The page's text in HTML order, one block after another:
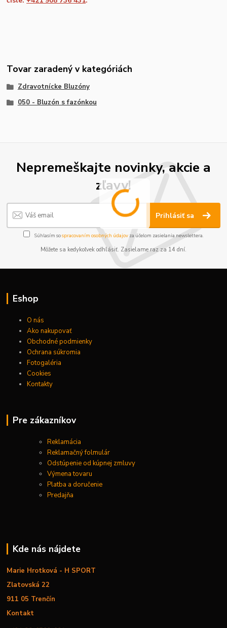
Tovar zaradený v kategóriách
Zdravotnícke Bluzóny
050 - Bluzón s fazónkou
Nepremeškajte novinky, akcie a
zľavy!
Prihlásiť sa
Súhlasím sospracovaním osobných údajov za účelom zasielania newslettera.
Môžete sa kedykoľvek odhlásiť. Zasielame raz za 14 dní.
Eshop
O nás
Ako nakupovať
Obchodné podmienky
Ochrana súkromia
Fotogaléria
Cookies
Kontakty
Pre zákazníkov
Reklamácia
Reklamačný folmulár
Odstúpenie od kúpnej zmluvy
Výmena tovaru
Platba a doručenie
Predajňa
Kde nás nájdete
Marie Hrotková - H SPORT
Zlatovská 22
911 05 Trenčín
Kontakt